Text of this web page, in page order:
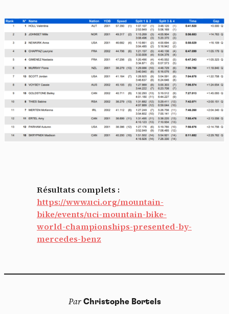
Résultats complets :
https://www.uci.org/mountain-
bike/events/uci-mountain-bike-
world-championships-presented-by-
mercedes-benz
Par Christophe Bortels